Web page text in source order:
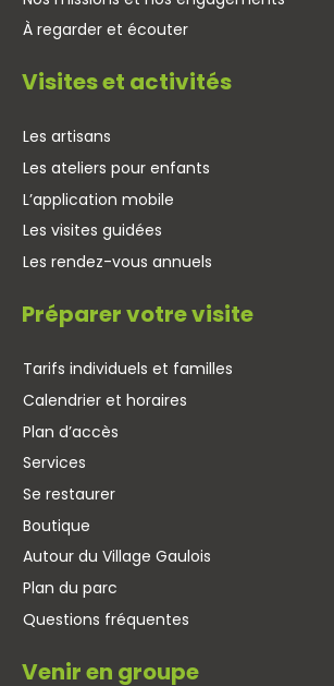
À regarder et écouter
Visites et activités
Les artisans
Les ateliers pour enfants
L’application mobile
Les visites guidées
Les rendez-vous annuels
Préparer votre visite
Tarifs individuels et familles
Calendrier et horaires
Plan d’accès
Services
Se restaurer
Boutique
Autour du Village Gaulois
Plan du parc
Questions fréquentes
Venir en groupe